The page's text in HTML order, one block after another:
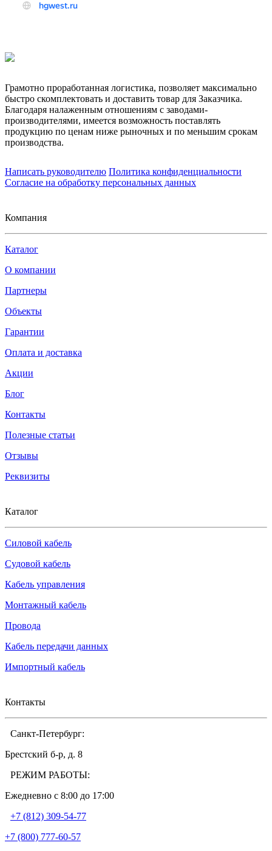
Грамотно проработанная логистика, позволяет максимально
быстро скомплектовать и доставить товар для Заказчика.
Благодаря налаженным отношениям с заводами-
производителями, имеется возможность поставлять
продукцию по ценам ниже рыночных и по меньшим срокам
производства.
Написать руководителю Политика конфиденциальности
Согласие на обработку персональных данных
Компания
Каталог
О компании
Партнеры
Объекты
Гарантии
Оплата и доставка
Акции
Блог
Контакты
Полезные статьи
Отзывы
Реквизиты
Каталог
Силовой кабель
Судовой кабель
Кабель управления
Монтажный кабель
Провода
Кабель передачи данных
Импортный кабель
Контакты
Санкт-Петербург:
Брестский б-р, д. 8
РЕЖИМ РАБОТЫ:
Ежедневно c 8:00 до 17:00
+7 (812) 309-54-77
+7 (800) 777-60-57